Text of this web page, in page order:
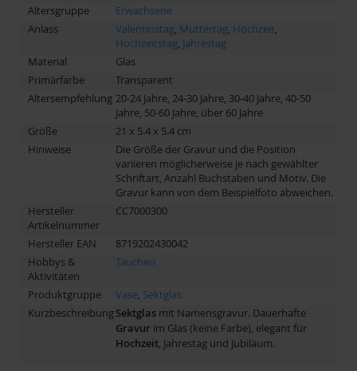
Altersgruppe
Erwachsene
Anlass
Valentinstag, Muttertag, Hochzeit,
Hochzeitstag, Jahrestag
Material
Glas
Primärfarbe
Transparent
Altersempfehlung 20-24 Jahre, 24-30 Jahre, 30-40 Jahre, 40-50
Jahre, 50-60 Jahre, über 60 Jahre
Größe
21 x 5.4 x 5.4 cm
Hinweise
Die Größe der Gravur und die Position
variieren möglicherweise je nach gewählter
Schriftart, Anzahl Buchstaben und Motiv. Die
Gravur kann von dem Beispielfoto abweichen.
Hersteller
Artikelnummer
CC7000300
Hersteller EAN
8719202430042
Hobbys &
Aktivitäten
Tauchen
Produktgruppe Vase, Sektglas
KurzbeschreibungSektglas mit Namensgravur. Dauerhafte
Gravur im Glas (keine Farbe), elegant für
Hochzeit, Jahrestag und Jubiläum.